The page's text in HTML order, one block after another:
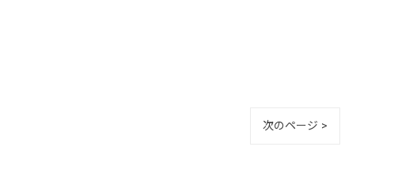
次のページ >